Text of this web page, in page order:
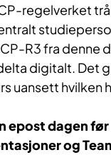
regelverket
R3 fra denne
digitalt. Det
uansett hvilken
epost dagen
og